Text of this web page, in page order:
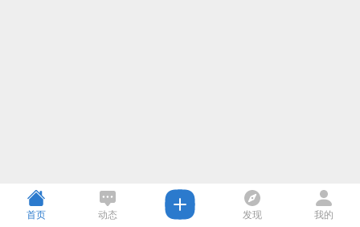
首页 动态 发现 我的